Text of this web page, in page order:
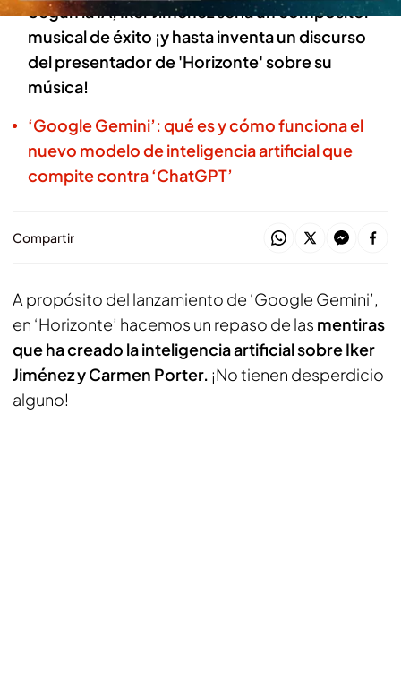
Según la IA, Iker Jiménez sería un compositor
musical de éxito ¡y hasta inventa un discurso
del presentador de 'Horizonte' sobre su
música!
‘Google Gemini’: qué es y cómo funciona el
nuevo modelo de inteligencia artificial que
compite contra ‘ChatGPT’
Compartir
A propósito del lanzamiento de ‘Google Gemini’,
en ‘Horizonte’ hacemos un repaso de las mentiras
que ha creado la inteligencia artificial sobre Iker
Jiménez y Carmen Porter. ¡No tienen desperdicio
alguno!